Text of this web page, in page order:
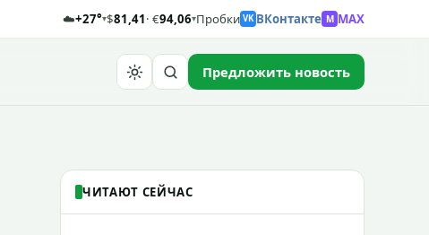
☁️+27°▾$81,41· €94,06▾Пробки VK ВКонтакте M MAX
Предложить новость
ЧИТАЮТ СЕЙЧАС